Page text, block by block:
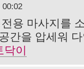
00:02
용 마사지를
간을 압세워
닥이